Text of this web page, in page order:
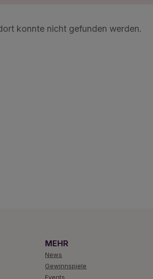
konnte nicht gefunden werden.
MEHR
News
Gewinnspiele
Events